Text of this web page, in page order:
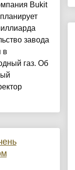
Bukit
завода
в
газ. Об